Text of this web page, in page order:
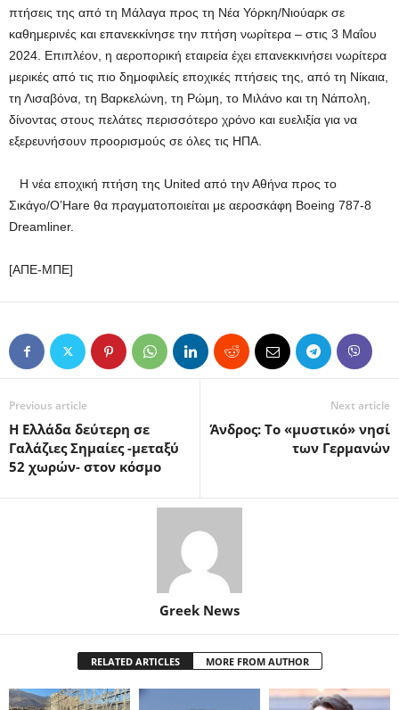
πτήσεις της από τη Μάλαγα προς τη Νέα Υόρκη/Νιούαρκ σε
καθημερινές και επανεκκίνησε την πτήση νωρίτερα – στις 3 Μαΐου
2024. Επιπλέον, η αεροπορική εταιρεία έχει επανεκκινήσει νωρίτερα
μερικές από τις πιο δημοφιλείς εποχικές πτήσεις της, από τη Νίκαια,
τη Λισαβόνα, τη Βαρκελώνη, τη Ρώμη, το Μιλάνο και τη Νάπολη,
δίνοντας στους πελάτες περισσότερο χρόνο και ευελιξία για να
εξερευνήσουν προορισμούς σε όλες τις ΗΠΑ.
Η νέα εποχική πτήση της United από την Αθήνα προς το
Σικάγο/O’Hare θα πραγματοποιείται με αεροσκάφη Boeing 787-8
Dreamliner.
[ΑΠΕ-ΜΠΕ]
Previous article
Η Ελλάδα δεύτερη σε
Γαλάζιες Σημαίες -μεταξύ
52 χωρών- στον κόσμο
Next article
Άνδρος: Το «μυστικό» νησί
των Γερμανών
Greek News
RELATED ARTICLES MORE FROM AUTHOR